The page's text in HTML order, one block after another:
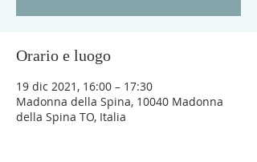
Orario e luogo
19 dic 2021, 16:00 – 17:30
Madonna della Spina, 10040 Madonna
della Spina TO, Italia